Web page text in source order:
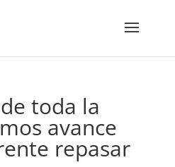
toda la
avance
repasar